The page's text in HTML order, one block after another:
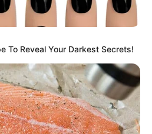
To Reveal Your Darkest Secrets!